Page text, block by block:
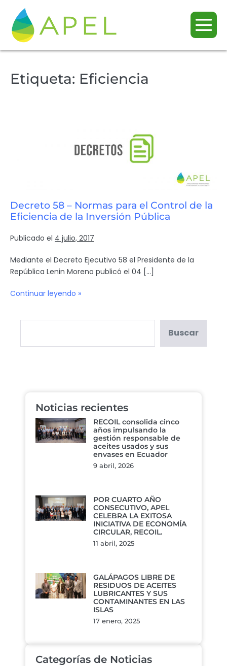
Etiqueta: Eficiencia
Decreto 58 – Normas para el Control de la
Eficiencia de la Inversión Pública
Publicado el 4 julio, 2017
Mediante el Decreto Ejecutivo 58 el Presidente de la
República Lenin Moreno publicó el 04 […]
Continuar leyendo »
Buscar
Noticias recientes
RECOIL consolida cinco
años impulsando la
gestión responsable de
aceites usados y sus
envases en Ecuador
9 abril, 2026
POR CUARTO AÑO
CONSECUTIVO, APEL
CELEBRA LA EXITOSA
INICIATIVA DE ECONOMÍA
CIRCULAR, RECOIL.
11 abril, 2025
GALÁPAGOS LIBRE DE
RESIDUOS DE ACEITES
LUBRICANTES Y SUS
CONTAMINANTES EN LAS
ISLAS
17 enero, 2025
Categorías de Noticias